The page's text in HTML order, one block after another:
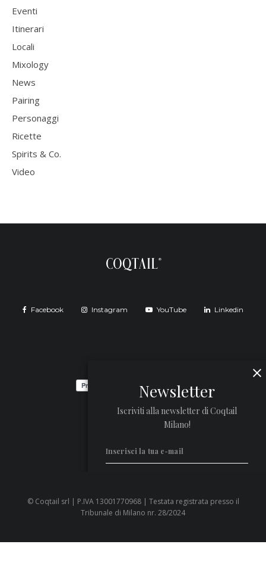
Eventi
Itinerari
Locali
Mixology
News
Pairing
Personaggi
Ricette
Spirits & Co.
Video
Facebook Instagram YouTube Linkedin
Newsletter
Iscriviti alla newsletter di Coqtail
Milano!
Privacy Policy
© Coqtail srl | P.IVA 13001770968 | Testata registrata presso il
Tribunale di Milano nr. 28/2024